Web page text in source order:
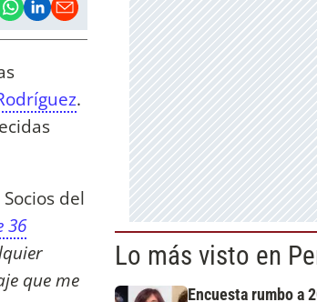
.
del
36
que me
Lo más visto en
Encuesta rumbo a